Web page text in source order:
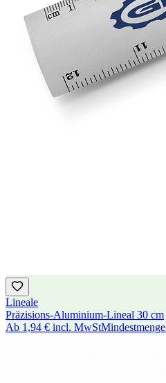
Lineale
Präzisions-Aluminium-Lineal 30 cm
Ab 1,94 € incl. MwStMindestmenge